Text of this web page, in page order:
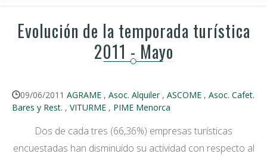
Evolución de la temporada turística
2011 - Mayo
09/06/2011 AGRAME , Asoc. Alquiler , ASCOME , Asoc. Cafet.
Bares y Rest. , VITURME , PIME Menorca
Dos de cada tres (66,36%) empresas turísticas
encuestadas han disminuido su actividad con respecto al